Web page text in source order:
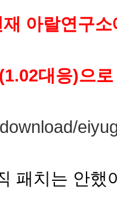
아랄연구
대응)으
패치는 안했
북5